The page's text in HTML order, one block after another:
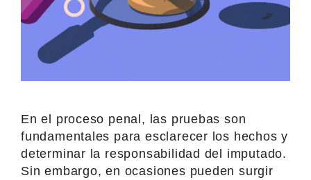
En el proceso penal, las pruebas son
fundamentales para esclarecer los hechos y
determinar la responsabilidad del imputado.
Sin embargo, en ocasiones pueden surgir